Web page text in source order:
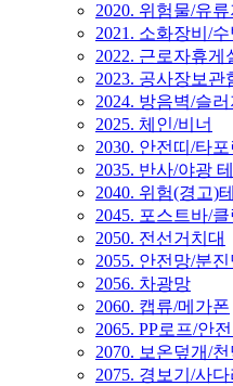
2020. 위험물/유
2021. 소화장비/
2022. 근로자휴
2023. 공사장보
2024. 방음벽/슬
2025. 체인/비너
2030. 안전띠/타
2035. 반사/야광
2040. 위험(경고)
2045. 포스트바/
2050. 전선거치대
2055. 안전망/분
2056. 차광망
2060. 캡류/메가폰
2065. PP로프/안
2070. 보온덮개/
2075. 경보기/사